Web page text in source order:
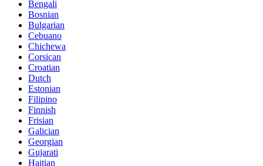
Bengali
Bosnian
Bulgarian
Cebuano
Chichewa
Corsican
Croatian
Dutch
Estonian
Filipino
Finnish
Frisian
Galician
Georgian
Gujarati
Haitian